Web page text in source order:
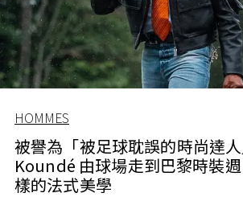
HOMMES
被譽為「被足球耽誤的時尚達
Koundé 由球場走到巴黎時裝
樣的法式美學